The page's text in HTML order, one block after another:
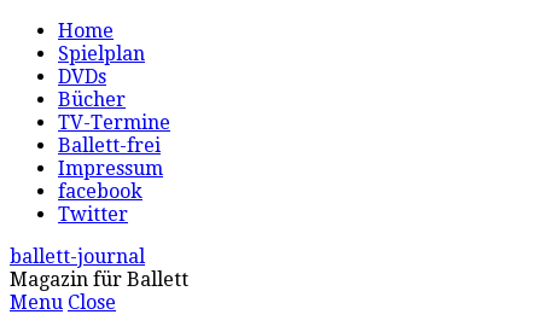
Home
Spielplan
DVDs
Bücher
TV-Termine
Ballett-frei
Impressum
facebook
Twitter
ballett-journal
Magazin für Ballett
Menu Close